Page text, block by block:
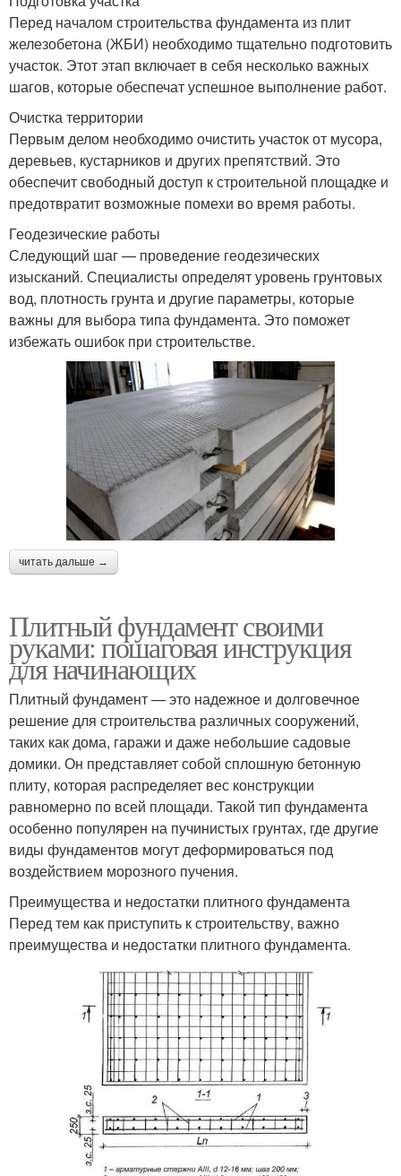
Перед началом строительства фундамента из плит
железобетона (ЖБИ) необходимо тщательно подготовить
участок. Этот этап включает в себя несколько важных
шагов, которые обеспечат успешное выполнение работ.
Очистка территории
Первым делом необходимо очистить участок от мусора,
деревьев, кустарников и других препятствий. Это
обеспечит свободный доступ к строительной площадке и
предотвратит возможные помехи во время работы.
Геодезические работы
Следующий шаг — проведение геодезических
изысканий. Специалисты определят уровень грунтовых
вод, плотность грунта и другие параметры, которые
важны для выбора типа фундамента. Это поможет
избежать ошибок при строительстве.
читать дальше →
Плитный фундамент своими
руками: пошаговая инструкция
для начинающих
Плитный фундамент — это надежное и долговечное
решение для строительства различных сооружений,
таких как дома, гаражи и даже небольшие садовые
домики. Он представляет собой сплошную бетонную
плиту, которая распределяет вес конструкции
равномерно по всей площади. Такой тип фундамента
особенно популярен на пучинистых грунтах, где другие
виды фундаментов могут деформироваться под
воздействием морозного пучения.
Преимущества и недостатки плитного фундамента
Перед тем как приступить к строительству, важно
преимущества и недостатки плитного фундамента.